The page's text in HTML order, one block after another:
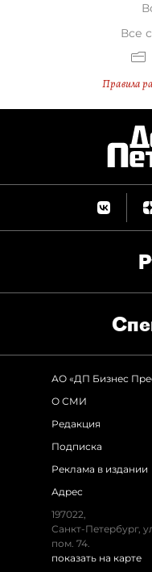
Все
Правила
АО «ДП Бизнес
О СМИ
Редакция
Подписка
Реклама в издании
Адрес
197022,
Санкт-Петербург,
пом. 74.
показать на карте